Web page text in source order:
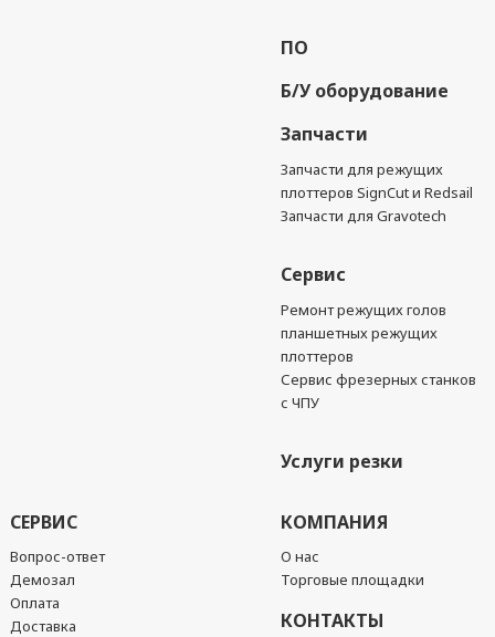
ПО
Б/У оборудование
Запчасти
Запчасти для режущих
плоттеров SignCut и Redsail
Запчасти для Gravotech
Сервис
Ремонт режущих голов
планшетных режущих
плоттеров
Сервис фрезерных станков
с ЧПУ
Услуги резки
СЕРВИС
Вопрос-ответ
Демозал
Оплата
Доставка
КОМПАНИЯ
О нас
Торговые площадки
КОНТАКТЫ